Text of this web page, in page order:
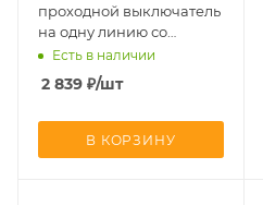
проходной выключатель
на одну линию со
стеклянной панелью
CGSS AMG-GL01ZBP-BCG
Есть в наличии
2 839 ₽/шт
В КОРЗИНУ